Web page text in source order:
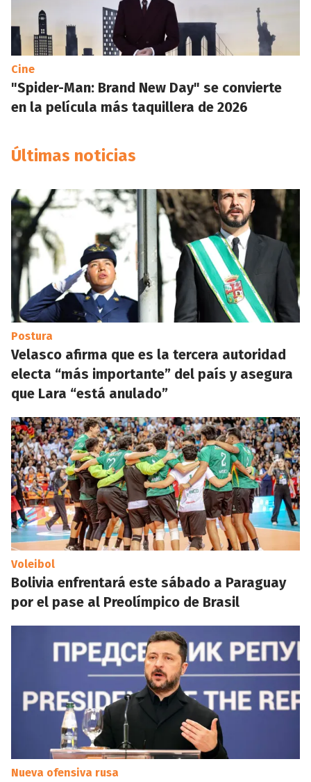
Cine
"Spider-Man: Brand New Day" se convierte
en la película más taquillera de 2026
Últimas noticias
Postura
Velasco afirma que es la tercera autoridad
electa “más importante” del país y asegura
que Lara “está anulado”
Voleibol
Bolivia enfrentará este sábado a Paraguay
por el pase al Preolímpico de Brasil
Nueva ofensiva rusa